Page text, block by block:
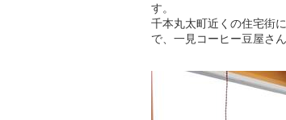
す。
千本丸太町近くの住宅街
で、一見コーヒー豆屋さ